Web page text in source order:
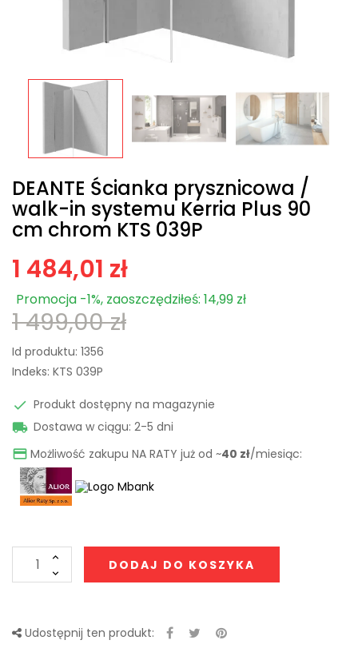
DEANTE Ścianka prysznicowa /
walk-in systemu Kerria Plus 90
cm chrom KTS 039P
1 484,01 zł
Promocja -1%, zaoszczędziłeś: 14,99 zł
1 499,00 zł
Id produktu: 1356
Indeks: KTS 039P
 Produkt dostępny na magazynie
 Dostawa w ciągu: 2-5 dni
 Możliwość zakupu NA RATY już od ~40 zł/miesiąc:
DODAJ DO KOSZYKA
Udostępnij ten produkt: